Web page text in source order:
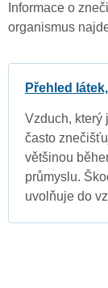
Informace o
organismus
Přehled
Vzduch, který
často
většinou
průmyslu.
uvolňuje do